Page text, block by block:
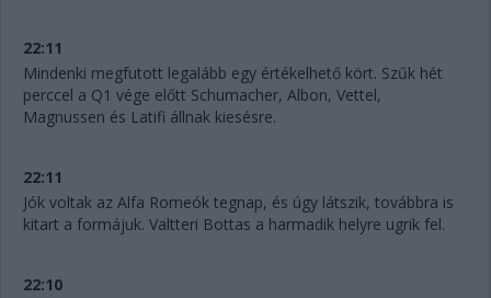
22:11
Mindenki megfutott legalább egy értékelhető kört. Szűk hét
perccel a Q1 vége előtt Schumacher, Albon, Vettel,
Magnussen és Latifi állnak kiesésre.
22:11
Jók voltak az Alfa Romeók tegnap, és úgy látszik, továbbra is
kitart a formájuk. Valtteri Bottas a harmadik helyre ugrik fel.
22:10